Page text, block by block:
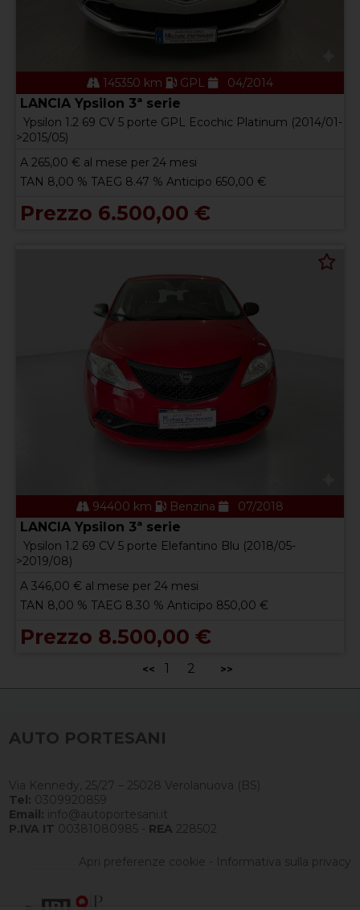
145350 km GPL 04/2014
LANCIA Ypsilon 3ª serie
Ypsilon 1.2 69 CV 5 porte GPL Ecochic Platinum (2014/01-
>2015/05)
A 265,00 € al mese per 24 mesi
TAN 8,00 % TAEG 8.47 % Anticipo 650,00 €
Prezzo 6.500,00 €
94400 km Benzina 07/2018
LANCIA Ypsilon 3ª serie
Ypsilon 1.2 69 CV 5 porte Elefantino Blu (2018/05-
>2019/08)
A 346,00 € al mese per 24 mesi
TAN 8,00 % TAEG 8.30 % Anticipo 850,00 €
Prezzo 8.500,00 €
<< 1 2 >>
AUTO PORTESANI
Via Kennedy, 25/27 – 25028 Verolanuova (BS)
Tel: 0309920859
Email: info@autoportesani.it
P.IVA IT 00381080985 - REA 228502
Apri preferenze cookie - Informativa sulla privacy